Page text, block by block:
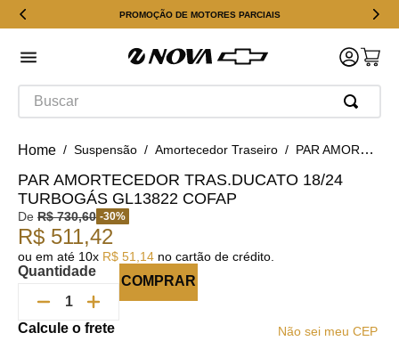
PROMOÇÃO DE MOTORES PARCIAIS
Buscar
Suspensão Amortecedor Traseiro PAR AMORTECEDOR TRAS.DUCATO 18/24 TURBOGÁS GL13822 Cofap
PAR AMORTECEDOR TRAS.DUCATO 18/24
TURBOGÁS GL13822 COFAP
De R$ 730,60 -30%
R$ 511,42
ou em até 10x R$ 51 14 no cartão de crédito.
Quantidade
COMPRAR
Não sei meu CEP